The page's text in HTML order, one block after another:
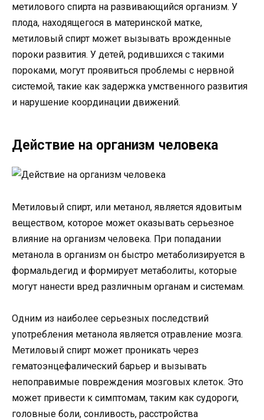
метилового спирта на развивающийся организм. У
плода, находящегося в материнской матке,
метиловый спирт может вызывать врожденные
пороки развития. У детей, родившихся с такими
пороками, могут проявиться проблемы с нервной
системой, такие как задержка умственного развития
и нарушение координации движений.
Действие на организм человека
Метиловый спирт, или метанол, является ядовитым
веществом, которое может оказывать серьезное
влияние на организм человека. При попадании
метанола в организм он быстро метаболизируется в
формальдегид и формирует метаболиты, которые
могут нанести вред различным органам и системам.
Одним из наиболее серьезных последствий
употребления метанола является отравление мозга.
Метиловый спирт может проникать через
гематоэнцефалический барьер и вызывать
непоправимые повреждения мозговых клеток. Это
может привести к симптомам, таким как судороги,
головные боли, сонливость, расстройства